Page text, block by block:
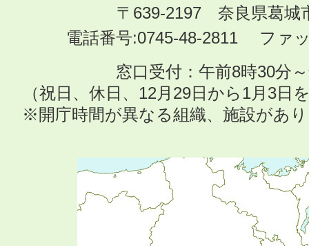
〒639-2197 奈良県葛城
電話番号:0745-48-2811 ファ
窓口受付：午前8時30分
（祝日、休日、12月29日から1月3日
※開庁時間が異なる組織、施設があ